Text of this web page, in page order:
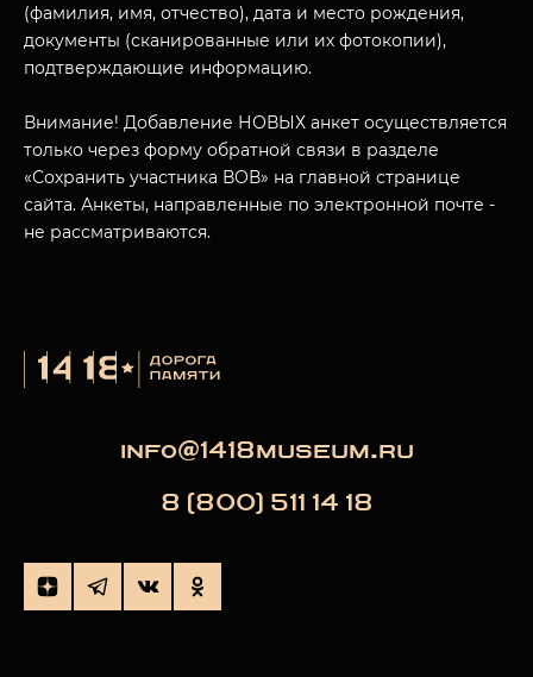
(фамилия, имя, отчество), дата и место рождения,
документы (сканированные или их фотокопии),
подтверждающие информацию.
Внимание! Добавление НОВЫХ анкет осуществляется
только через форму обратной связи в разделе
«Сохранить участника ВОВ» на главной странице
сайта. Анкеты, направленные по электронной почте -
не рассматриваются.
info@1418museum.ru
8 (800) 511 14 18